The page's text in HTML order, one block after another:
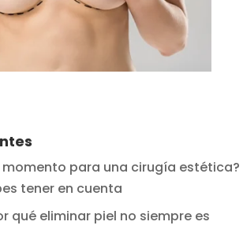
momento para una cirugía estética?
tener en cuenta
qué eliminar piel no siempre es